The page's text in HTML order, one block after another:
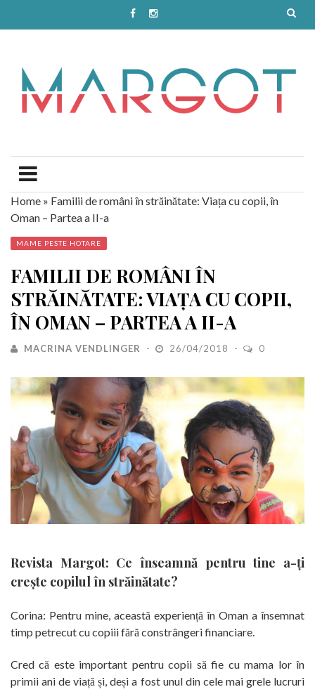
Home » Familii de români în străinătate: Viața cu copii, în
Oman – Partea a II-a
MAME PESTE HOTARE
FAMILII DE ROMÂNI ÎN
STRĂINĂTATE: VIAȚA CU COPII,
ÎN OMAN – PARTEA A II-A
MACRINA VENDLINGER 26/04/2018 0
Revista Margot: Ce înseamnă pentru tine a-ți
crește copilul în străinătate?
Corina: Pentru mine, această experiență în Oman a însemnat
timp petrecut cu copiii fără constrângeri financiare.
Cred că este important pentru copii să fie cu mama lor în
primii ani de viață și, deși a fost unul din cele mai grele lucruri